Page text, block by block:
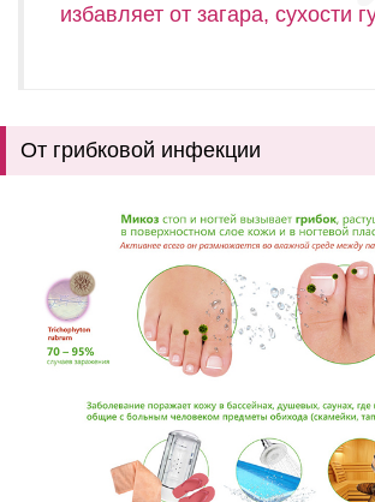
избавляет от загара, сухости
От грибковой инфекции